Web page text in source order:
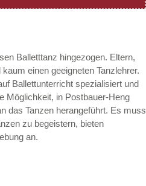
HINZUFÜGEN
ÖFFNUNGSZEITEN
HINZUFÜGEN
Balletttanz hingezogen. Eltern,
einen geeigneten Tanzlehrer.
Ballettunterricht spezialisiert und
Möglichkeit, in Postbauer-Heng
das Tanzen herangeführt. Es muss
zu begeistern, bieten
an.